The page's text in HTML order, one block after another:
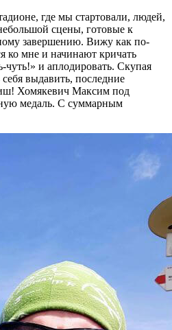
где мы стартовали, людей,
сцены, готовые к
завершению. Вижу как по-
ко мне и начинают кричать
и аплодировать. Скупая
выдавить, последние
Хомякевич Максим под
медаль. С суммарным